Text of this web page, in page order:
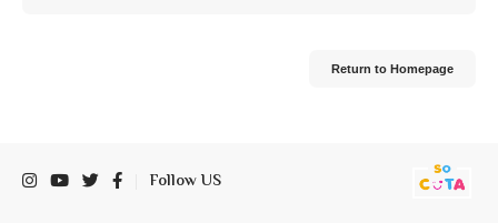
Return to Homepage
Follow US